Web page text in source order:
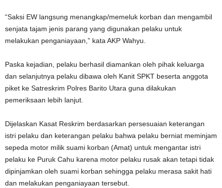
“Saksi EW langsung menangkap/memeluk korban dan mengambil
senjata tajam jenis parang yang digunakan pelaku untuk
melakukan penganiayaan,” kata AKP Wahyu.
Paska kejadian, pelaku berhasil diamankan oleh pihak keluarga
dan selanjutnya pelaku dibawa oleh Kanit SPKT beserta anggota
piket ke Satreskrim Polres Barito Utara guna dilakukan
pemeriksaan lebih lanjut.
Dijelaskan Kasat Reskrim berdasarkan persesuaian keterangan
istri pelaku dan keterangan pelaku bahwa pelaku berniat meminjam
sepeda motor milik suami korban (Amat) untuk mengantar istri
pelaku ke Puruk Cahu karena motor pelaku rusak akan tetapi tidak
dipinjamkan oleh suami korban sehingga pelaku merasa sakit hati
dan melakukan penganiayaan tersebut.